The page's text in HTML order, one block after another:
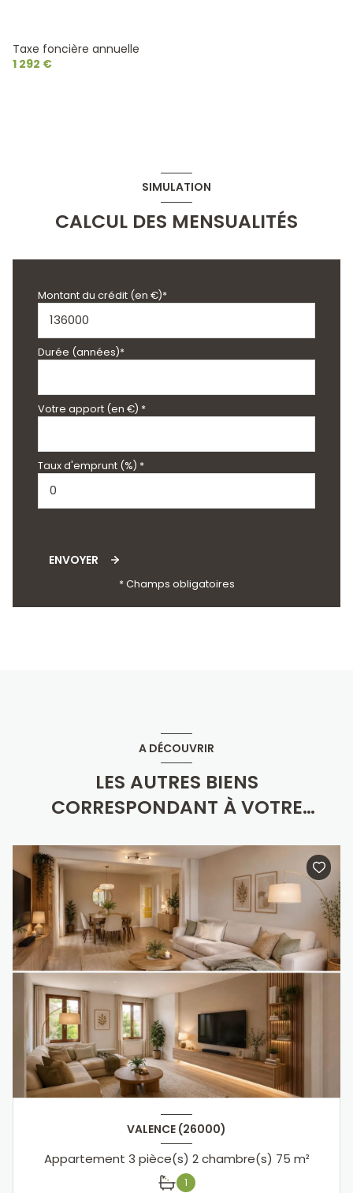
Taxe foncière annuelle
1 292 €
SIMULATION
CALCUL DES MENSUALITÉS
Montant du crédit (en €)*
Durée (années)*
Votre apport (en €) *
Taux d'emprunt (%) *
ENVOYER
* Champs obligatoires
A DÉCOUVRIR
LES AUTRES BIENS
CORRESPONDANT À VOTRE
VALENCE (26000)
Appartement 3 pièce(s) 2 chambre(s) 75 m²
1